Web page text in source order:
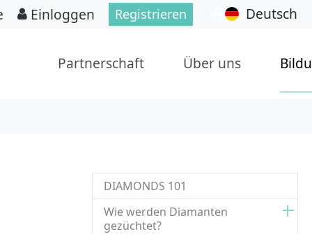
Einloggen Registrieren Deutsch
Partnerschaft Über uns
DIAMONDS 101
Wie werden Diamanten
gezüchtet?